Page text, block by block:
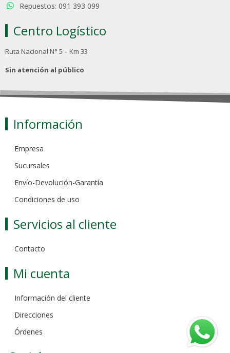
Repuestos: 091 393 099
Centro Logístico
Ruta Nacional N° 5 – Km 33
Sin atención al público
Información
Empresa
Sucursales
Envío-Devolución-Garantía
Condiciones de uso
Servicios al cliente
Contacto
Mi cuenta
Información del cliente
Direcciones
Órdenes